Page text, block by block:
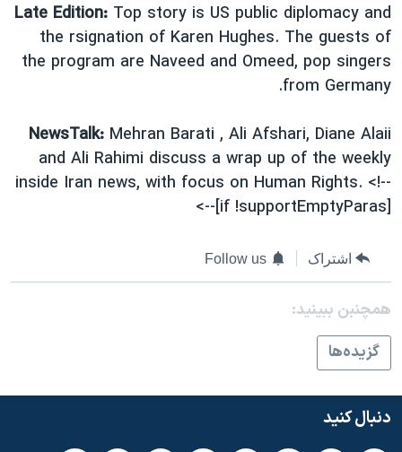
اعتراضات مردمی آبان ۹۸
اسرائیل در جنگ
نرگس محمدی برنده جایزه نوبل صلح
صفحه‌های ویژه
سفر پرزیدنت ترامپ به چین
Late Edition: Top story is US public diplomacy and
the rsignation of Karen Hughes. The guests of
the program are Naveed and Omeed, pop singers
from Germany.
NewsTalk: Mehran Barati , Ali Afshari, Diane Alaii
and Ali Rahimi discuss a wrap up of the weekly
inside Iran news, with focus on Human Rights. <!--
[if !supportEmptyParas]-->
اشتراک Follow us
همچنبن ببینید:
گزيده‌ها
دنبال کنید